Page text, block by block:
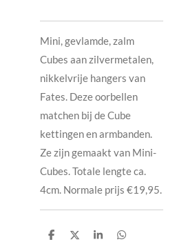
Mini, gevlamde, zalm
Cubes aan zilvermetalen,
nikkelvrije hangers van
Fates. Deze oorbellen
matchen bij de Cube
kettingen en armbanden.
Ze zijn gemaakt van Mini-
Cubes. Totale lengte ca.
4cm. Normale prijs €19,95.
D
D
S
D